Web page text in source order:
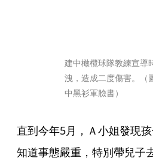
建中橄欖球隊教練宣導
洩，造成二度傷害。（
中黑衫軍臉書）
直到今年5月，Ａ小姐發現
知道事態嚴重，特別帶兒子